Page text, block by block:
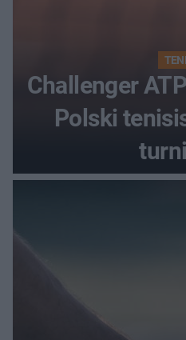
Challenger
Polski